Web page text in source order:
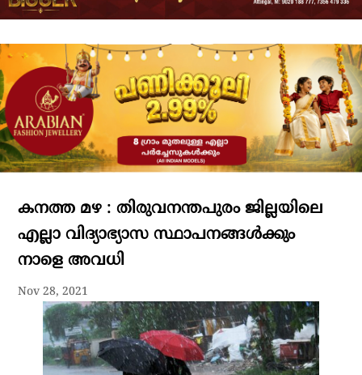
കനത്ത മഴ : തിരുവനന്തപുരം ജില്ലയിലെ
എല്ലാ വിദ്യാഭ്യാസ സ്ഥാപനങ്ങൾക്കും
നാളെ അവധി
Nov 28, 2021